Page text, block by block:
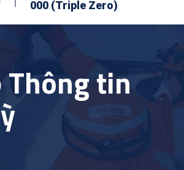
000 (Triple Zero)
tin